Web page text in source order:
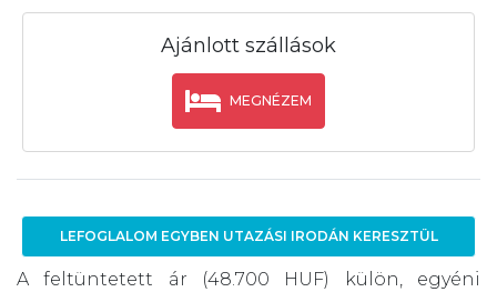
Ajánlott szállások
MEGNÉZEM
LEFOGLALOM EGYBEN UTAZÁSI IRODÁN KERESZTÜL
A feltüntetett ár (48.700 HUF) külön, egyéni